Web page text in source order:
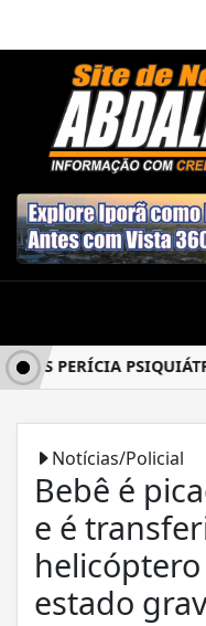
PERÍCIA
Notícias/Policial
Bebê é
e é
estado